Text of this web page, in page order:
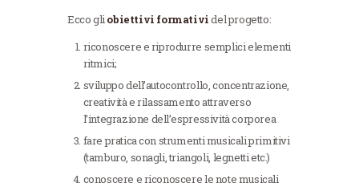
Ecco gliobiettivi formatividel progetto:
riconoscere e riprodurre semplici elementi
ritmici;
sviluppo dell’autocontrollo, concentrazione,
creatività e rilassamento attraverso
l’integrazione dell’espressività corporea
fare pratica con strumenti musicali primitivi
(tamburo, sonagli, triangoli, legnetti etc.)
conoscere e riconoscere le note musicali